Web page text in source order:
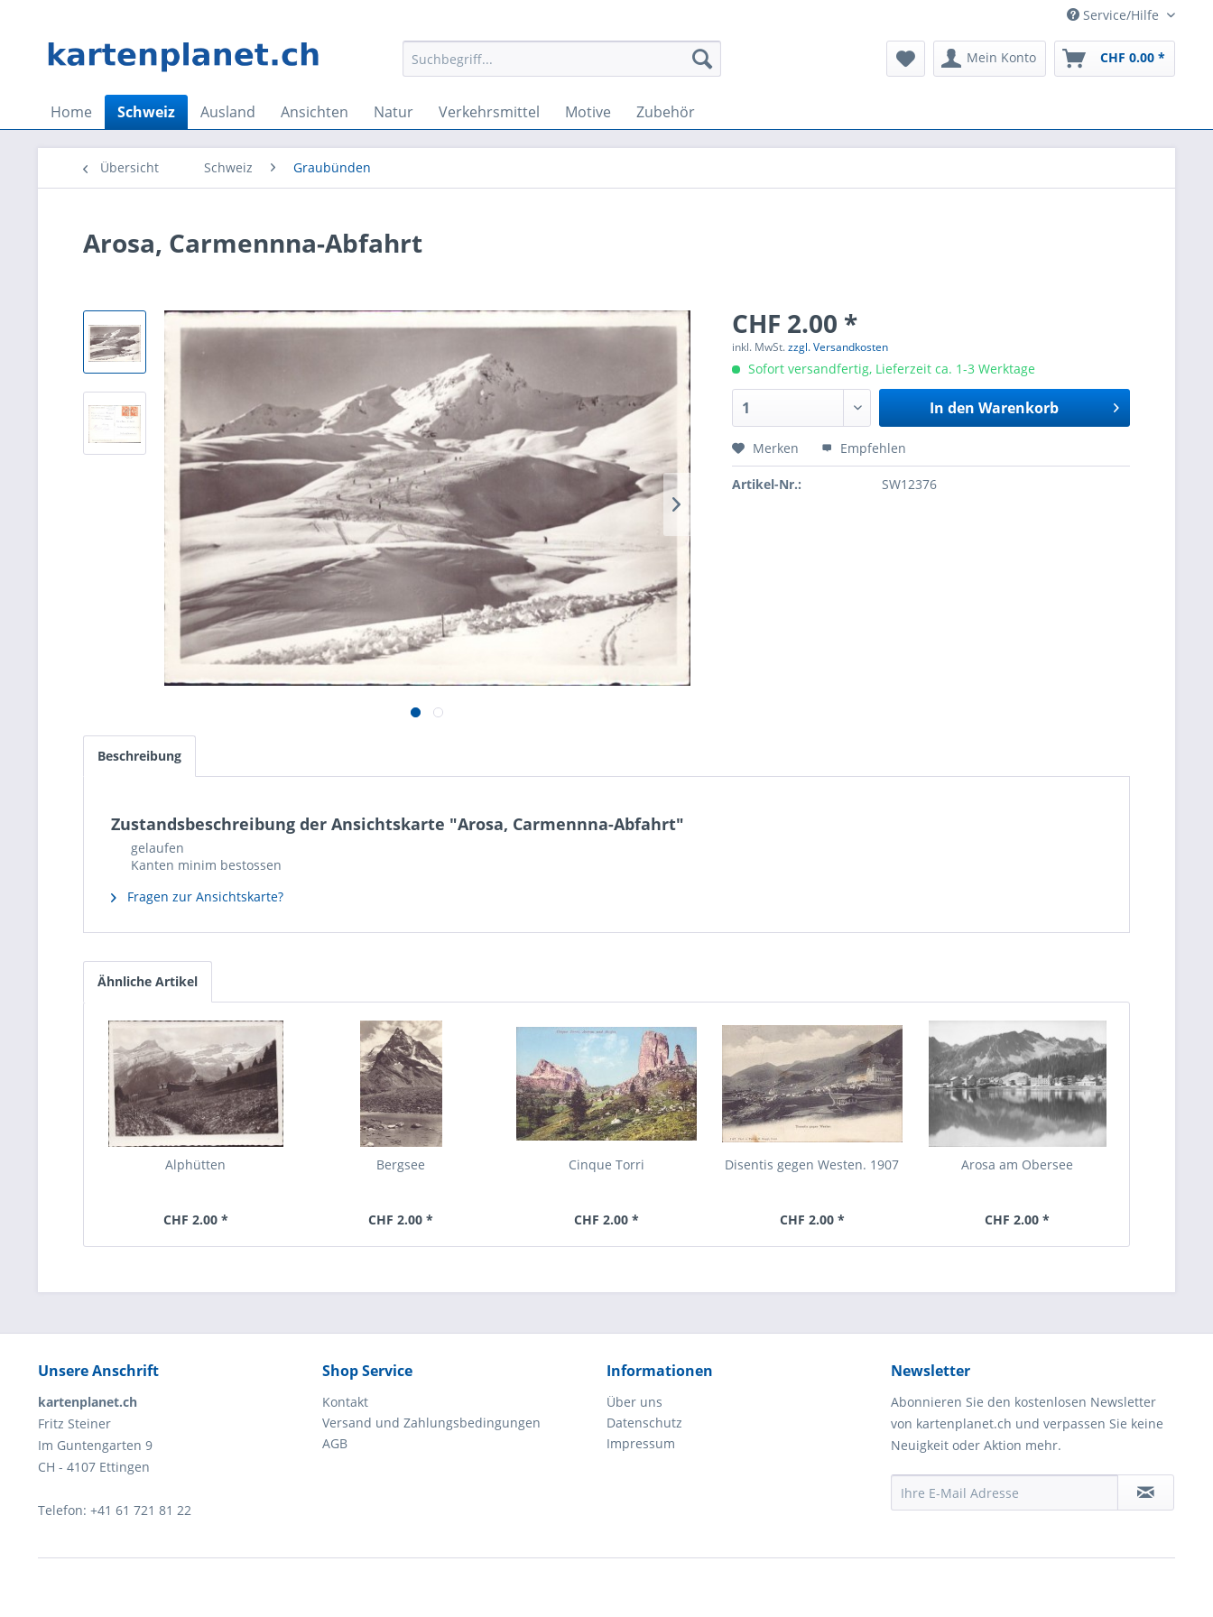
Service/Hilfe
Mein Konto CHF 0.00 *
Home Schweiz Ausland Ansichten Natur Verkehrsmittel Motive Zubehör
Übersicht Schweiz Graubünden
Arosa, Carmennna-Abfahrt
CHF 2.00 *
inkl. MwSt.zzgl. Versandkosten
Sofort versandfertig, Lieferzeit ca. 1-3 Werktage
In den Warenkorb
Merken Empfehlen
Artikel-Nr.: SW12376
Beschreibung
Zustandsbeschreibung der Ansichtskarte "Arosa, Carmennna-Abfahrt"
gelaufen
Kanten minim bestossen
Fragen zur Ansichtskarte?
Ähnliche Artikel
Alphütten
CHF 2.00 *
Bergsee
CHF 2.00 *
Cinque Torri
CHF 2.00 *
Disentis gegen Westen. 1907
CHF 2.00 *
Arosa am Obersee
CHF 2.00 *
Unsere Anschrift
kartenplanet.ch
Fritz Steiner
Im Guntengarten 9
CH - 4107 Ettingen
Telefon: +41 61 721 81 22
Shop Service
Kontakt
Versand und Zahlungsbedingungen
AGB
Informationen
Über uns
Datenschutz
Impressum
Newsletter
Abonnieren Sie den kostenlosen Newsletter
von kartenplanet.ch und verpassen Sie keine
Neuigkeit oder Aktion mehr.